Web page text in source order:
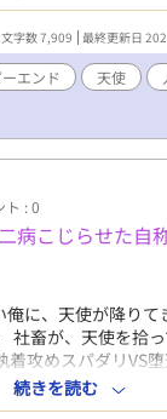
文字数 7,909 最終更新日
エンド 天使
ト : 0
病こじらせた自
俺に、天使が降りて
社畜が、天使を拾
着攻めスパダリVS
「中二病をこじら
公だけです。
続きを読む